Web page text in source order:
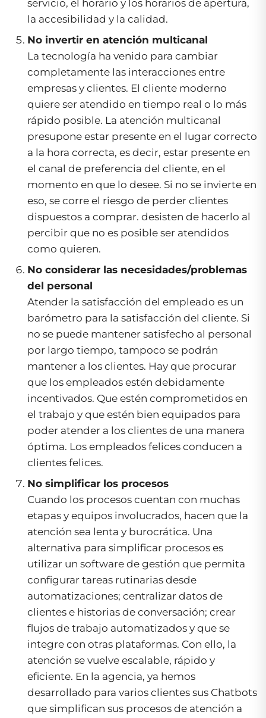
servicio, el horario y los horarios de apertura,
la accesibilidad y la calidad.
No invertir en atención multicanal
La tecnología ha venido para cambiar
completamente las interacciones entre
empresas y clientes. El cliente moderno
quiere ser atendido en tiempo real o lo más
rápido posible. La atención multicanal
presupone estar presente en el lugar correcto
a la hora correcta, es decir, estar presente en
el canal de preferencia del cliente, en el
momento en que lo desee. Si no se invierte en
eso, se corre el riesgo de perder clientes
dispuestos a comprar. desisten de hacerlo al
percibir que no es posible ser atendidos
como quieren.
No considerar las necesidades/problemas
del personal
Atender la satisfacción del empleado es un
barómetro para la satisfacción del cliente. Si
no se puede mantener satisfecho al personal
por largo tiempo, tampoco se podrán
mantener a los clientes. Hay que procurar
que los empleados estén debidamente
incentivados. Que estén comprometidos en
el trabajo y que estén bien equipados para
poder atender a los clientes de una manera
óptima. Los empleados felices conducen a
clientes felices.
No simplificar los procesos
Cuando los procesos cuentan con muchas
etapas y equipos involucrados, hacen que la
atención sea lenta y burocrática. Una
alternativa para simplificar procesos es
utilizar un software de gestión que permita
configurar tareas rutinarias desde
automatizaciones; centralizar datos de
clientes e historias de conversación; crear
flujos de trabajo automatizados y que se
integre con otras plataformas. Con ello, la
atención se vuelve escalable, rápido y
eficiente. En la agencia, ya hemos
desarrollado para varios clientes sus Chatbots
que simplifican sus procesos de atención a